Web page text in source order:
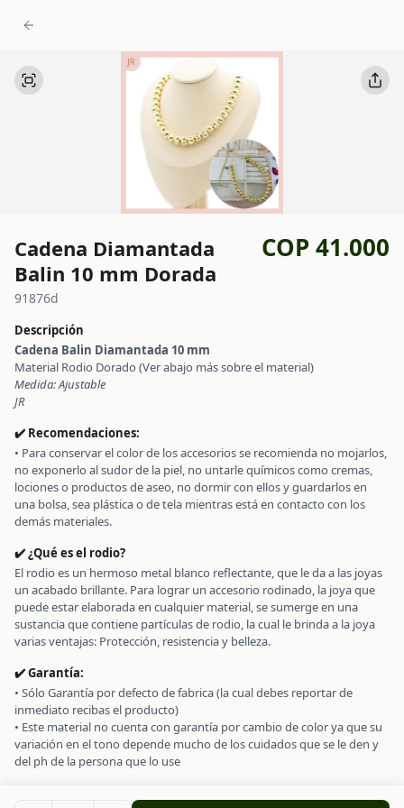
Cadena Diamantada
Balin 10 mm Dorada
COP 41.000
91876d
Descripción
Cadena Balin Diamantada 10 mm
Material Rodio Dorado (Ver abajo más sobre el material)
Medida: Ajustable
JR
✔️ Recomendaciones:
• Para conservar el color de los accesorios se recomienda no mojarlos,
no exponerlo al sudor de la piel, no untarle químicos como cremas,
lociones o productos de aseo, no dormir con ellos y guardarlos en
una bolsa, sea plástica o de tela mientras está en contacto con los
demás materiales.
✔️ ¿Qué es el rodio?
El rodio es un hermoso metal blanco reflectante, que le da a las joyas
un acabado brillante. Para lograr un accesorio rodinado, la joya que
puede estar elaborada en cualquier material, se sumerge en una
sustancia que contiene partículas de rodio, la cual le brinda a la joya
varias ventajas: Protección, resistencia y belleza.
✔️ Garantía:
• Sólo Garantía por defecto de fabrica (la cual debes reportar de
inmediato recibas el producto)
• Este material no cuenta con garantía por cambio de color ya que su
variación en el tono depende mucho de los cuidados que se le den y
del ph de la persona que lo use